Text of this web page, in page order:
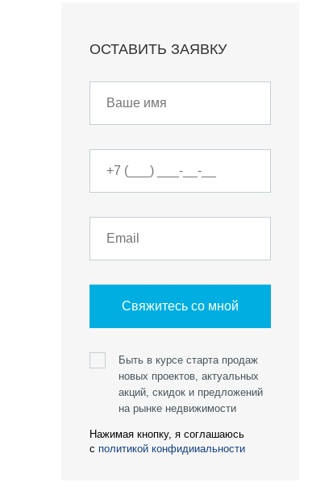
БЕСТ-Новострой
Награды
Блог
ОСТАВИТЬ ЗАЯВКУ
Свяжитесь со мной
Быть в курсе старта продаж
новых проектов, актуальных
акций, скидок и предложений
на рынке недвижимости
Нажимая кнопку, я соглашаюсь
с политикой конфидииальности